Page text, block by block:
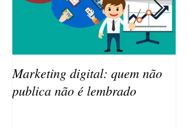
Marketing digital: quem não
publica não é lembrado